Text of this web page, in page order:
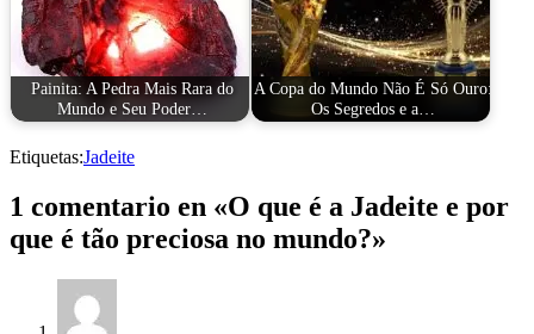
Painita: A Pedra Mais Rara do
Mundo e Seu Poder…
A Copa do Mundo Não É Só Ouro:
Os Segredos e a…
Etiquetas:Jadeite
1 comentario en «O que é a Jadeite e por
que é tão preciosa no mundo?»